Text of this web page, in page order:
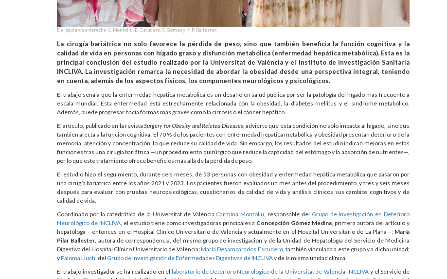
De izquierda a derecha: C. Montoliu, D. Escudero, C. Gómez y M.P. Ballester.
La cirugía bariátrica no solo favorece la pérdida de peso, sino que también beneficia la función cognitiva y la
calidad de vida en personas con hígado graso y disfunción metabólica (enfermedad hepática metabólica). Esta es la
principal conclusión del estudio realizado por la Universitat de València y el Instituto de Investigación Sanitaria
INCLIVA. La investigación remarca la necesidad de abordar la obesidad desde una perspectiva integral, teniendo
en cuenta, además de los aspectos físicos, los componentes neurológicos y psicológicos.
El trabajo señala que la enfermedad hepática metabólica es un desafío en salud pública por ser la patología del hígado más frecuente a
escala mundial. Esta enfermedad está estrechamente relacionada con la obesidad, la diabetes mellitus y el síndrome metabólico.
Además, puede progresar hacia formas más graves como la cirrosis o el cáncer hepático.
El artículo, publicado en la revistaSurgery for Obesity and Related Diseases, advierte que esta condición no solo impacta al hígado, sino que
también afecta a la función cognitiva. El 70 % de los pacientes con enfermedad hepática metabólica y obesidad presentan deterioro de la
memoria, atención y concentración, lo que reduce su calidad de vida. Sin embargo, los resultados del estudio indican mejoras en estas
funciones tras una cirugía bariátrica —un procedimiento quirúrgico que reduce la capacidad del estómago y la absorción de nutrientes—,
por lo que este tratamiento ofrece beneficios más allá de la pérdida de peso.
El estudio hizo el seguimiento, durante seis meses, de 53 personas con obesidad y enfermedad hepática metabólica que pasaron por
una cirugía bariátrica entre los años 2021 y 2023. Los pacientes fueron evaluados un mes antes del procedimiento, y tres y seis meses
después para evaluar con pruebas neuropsicológicas, cuestionarios de calidad de vida y análisis clínicos sus cambios cognitivos y de
calidad de vida.
Coordinado por la catedrática de la Universitat de València Carmina Montoliu, responsable del Grupo de Investigación en Deterioro
Neurológico de INCLIVA, el estudio tiene como investigadoras principales a Concepción Gómez Medina, primera autora del artículo y
hepatóloga —entonces en el Hospital Clínico Universitario de València y actualmente en el Hospital Universitario de La Plana—; María
Pilar Ballester, autora de correspondencia, del mismo grupo de investigación y de la Unidad de Hepatología del Servicio de Medicina
Digestiva del Hospital Clínico Universitario de València;María Desamparados Escudero, también vinculada a este grupo y a dicha unidad;
yPaloma Lluch, del Grupo de Investigación de Enfermedades Digestivas de INCLIVAy de la misma unidad clínica.
El trabajo investigador se ha realizado en el laboratorio de Deterioro Neurológico de la Universitat de València-INCLIVA y el Servicio de